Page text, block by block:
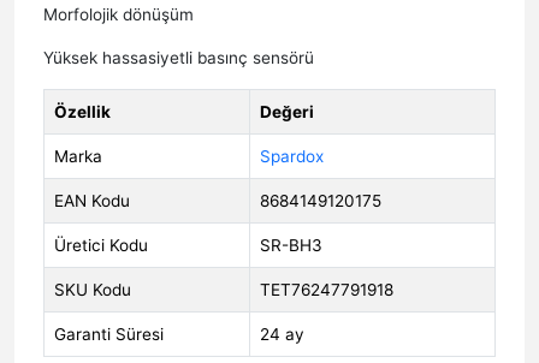
Morfolojik dönüşüm
Yüksek hassasiyetli basınç sensörü
Özellik Değeri
Marka Spardox
EAN Kodu 8684149120175
Üretici Kodu SR-BH3
SKU Kodu TET76247791918
Garanti Süresi 24 ay